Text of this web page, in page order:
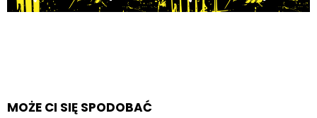
MOŻE CI SIĘ SPODOBAĆ